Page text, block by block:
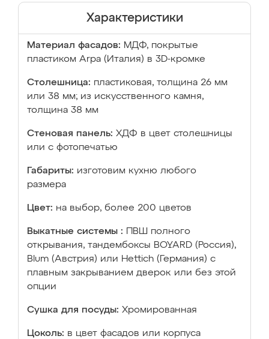
Характеристики
Материал фасадов: МДФ, покрытые
пластиком Arpa (Италия) в 3D-кромке
Столешница: пластиковая, толщина 26 мм
или 38 мм; из искусственного камня,
толщина 38 мм
Стеновая панель: ХДФ в цвет столешницы
или с фотопечатью
Габариты: изготовим кухню любого
размера
Цвет: на выбор, более 200 цветов
Выкатные системы :
ПВШ полного
открывания, тандембоксы BOYARD (Россия),
Blum (Австрия) или Hettich (Германия) с
плавным закрыванием дверок или без этой
опции
Сушка для посуды: Хромированная
Цоколь: в цвет фасадов или корпуса